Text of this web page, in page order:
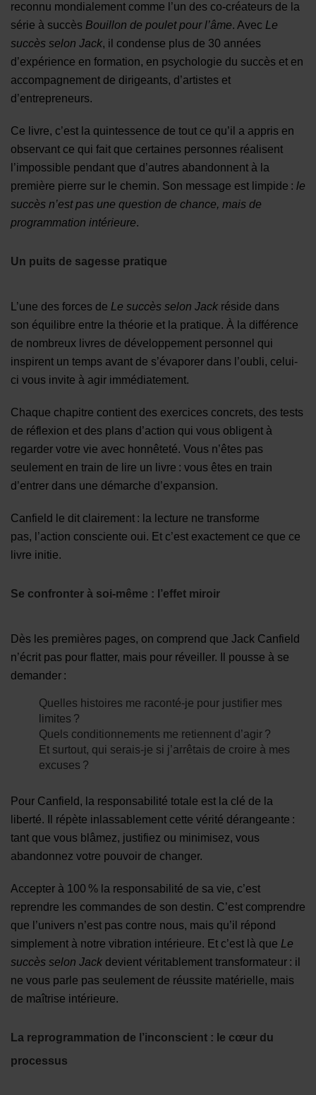
reconnu mondialement comme l’un des co-créateurs de la
série à succès Bouillon de poulet pour l’âme. Avec Le
succès selon Jack, il condense plus de 30 années
d’expérience en formation, en psychologie du succès et en
accompagnement de dirigeants, d’artistes et
d’entrepreneurs.
Ce livre, c’est la quintessence de tout ce qu’il a appris en
observant ce qui fait que certaines personnes réalisent
l’impossible pendant que d’autres abandonnent à la
première pierre sur le chemin. Son message est limpide : le
succès n’est pas une question de chance, mais de
programmation intérieure.
Un puits de sagesse pratique
L’une des forces de Le succès selon Jack réside dans
son équilibre entre la théorie et la pratique. À la différence
de nombreux livres de développement personnel qui
inspirent un temps avant de s’évaporer dans l’oubli, celui-
ci vous invite à agir immédiatement.
Chaque chapitre contient des exercices concrets, des tests
de réflexion et des plans d’action qui vous obligent à
regarder votre vie avec honnêteté. Vous n’êtes pas
seulement en train de lire un livre : vous êtes en train
d’entrer dans une démarche d’expansion.
Canfield le dit clairement : la lecture ne transforme
pas, l’action consciente oui. Et c’est exactement ce que ce
livre initie.
Se confronter à soi-même : l’effet miroir
Dès les premières pages, on comprend que Jack Canfield
n’écrit pas pour flatter, mais pour réveiller. Il pousse à se
demander :
Quelles histoires me raconté-je pour justifier mes
limites ?
Quels conditionnements me retiennent d’agir ?
Et surtout, qui serais-je si j’arrêtais de croire à mes
excuses ?
Pour Canfield, la responsabilité totale est la clé de la
liberté. Il répète inlassablement cette vérité dérangeante :
tant que vous blâmez, justifiez ou minimisez, vous
abandonnez votre pouvoir de changer.
Accepter à 100 % la responsabilité de sa vie, c’est
reprendre les commandes de son destin. C’est comprendre
que l’univers n’est pas contre nous, mais qu’il répond
simplement à notre vibration intérieure. Et c’est là que Le
succès selon Jack devient véritablement transformateur : il
ne vous parle pas seulement de réussite matérielle, mais
de maîtrise intérieure.
La reprogrammation de l’inconscient : le cœur du
processus